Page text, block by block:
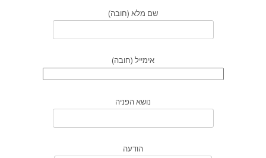
שם מלא (חובה)
אימייל (חובה)
נושא הפניה
הודעה